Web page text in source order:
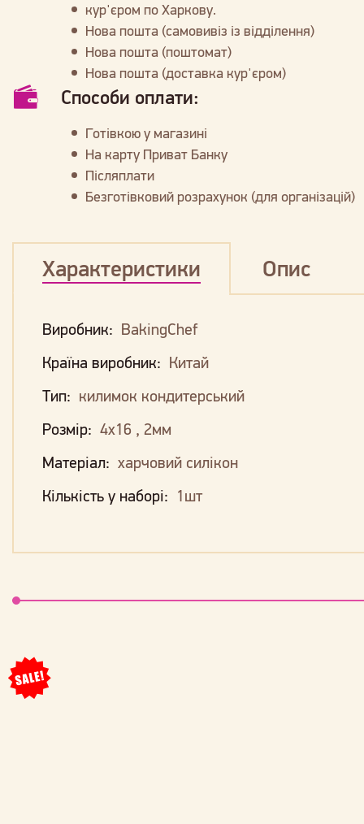
кур'єром по Харкову.
Нова пошта (самовивіз із відділення)
Нова пошта (поштомат)
Нова пошта (доставка кур'єром)
Способи оплати:
Готівкою у магазині
На карту Приват Банку
Післяплати
Безготівковий розрахунок (для організацій)
Характеристики Опис
Виробник: BakingChef
Країна виробник: Китай
Тип: килимок кондитерський
Розмір: 4х16 , 2мм
Матеріал: харчовий силікон
Кількість у наборі: 1шт